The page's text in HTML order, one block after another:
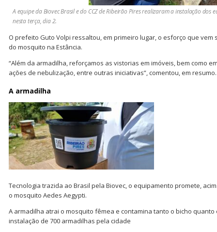
A equipe da Biovec Brasil e do CCZ de Ribeirão Pires realizaram a instalação dos
nesta terça, dia 2.
O prefeito Guto Volpi ressaltou, em primeiro lugar, o esforço que
do mosquito na Estância.
“Além da armadilha, reforçamos as vistorias em imóveis, bem como
ações de nebulização, entre outras iniciativas”, comentou, em resumo.
A armadilha
Tecnologia trazida ao Brasil pela Biovec, o equipamento promete,
o mosquito Aedes Aegypti.
A armadilha atrai o mosquito fêmea e contamina tanto o bicho
instalação de 700 armadilhas pela cidade